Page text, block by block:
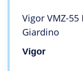
Vigor VMZ-
Giardino
Vigor